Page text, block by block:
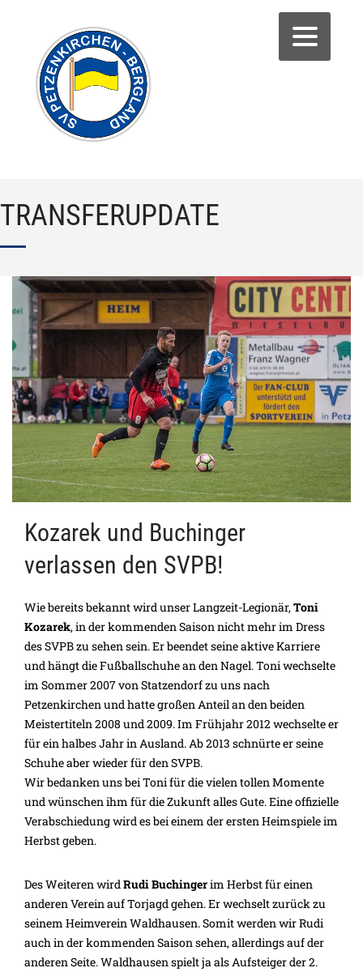
TRANSFERUPDATE
Kozarek und Buchinger
verlassen den SVPB!
Wie bereits bekannt wird unser Langzeit-Legionär, Toni
Kozarek, in der kommenden Saison nicht mehr im Dress
des SVPB zu sehen sein. Er beendet seine aktive Karriere
und hängt die Fußballschuhe an den Nagel. Toni wechselte
im Sommer 2007 von Statzendorf zu uns nach
Petzenkirchen und hatte großen Anteil an den beiden
Meistertiteln 2008 und 2009. Im Frühjahr 2012 wechselte er
für ein halbes Jahr in Ausland. Ab 2013 schnürte er seine
Schuhe aber wieder für den SVPB.
Wir bedanken uns bei Toni für die vielen tollen Momente
und wünschen ihm für die Zukunft alles Gute. Eine offizielle
Verabschiedung wird es bei einem der ersten Heimspiele im
Herbst geben.
Des Weiteren wird Rudi Buchingerim Herbst für einen
anderen Verein auf Torjagd gehen. Er wechselt zurück zu
seinem Heimverein Waldhausen. Somit werden wir Rudi
auch in der kommenden Saison sehen, allerdings auf der
anderen Seite. Waldhausen spielt ja als Aufsteiger der 2.